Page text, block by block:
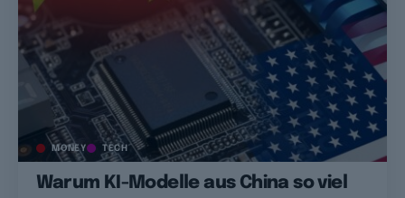
MONEY TECH
Warum KI-Modelle aus China so viel